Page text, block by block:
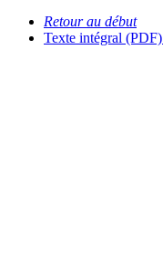
Retour au début
Texte intégral (PDF)